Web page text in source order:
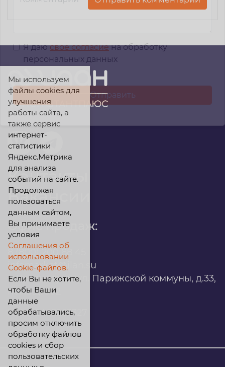
Контакты
Вакансии
Офис продаж:
infomarket@ilan.su
г. Красноярск, ул. Парижской коммуны, д.33,
помещ. 302
ИНН: 2465263327
Я даюсвое согласиена обработку
персональных данных
Мы используем
файлы cookies для
улучшения
работы сайта, а
также сервис
интернет-
статистики
Яндекс.Метрика
для анализа
событий на сайте.
Продолжая
пользоваться
данным сайтом,
Вы принимаете
условия
Соглашения об
использовании
Cookie-файлов.
Если Вы не хотите,
чтобы Ваши
данные
обрабатывались,
просим отключить
обработку файлов
cookies и сбор
пользовательских